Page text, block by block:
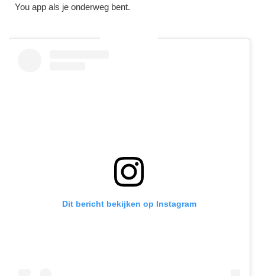
You app als je onderweg bent.
Dit bericht bekijken op Instagram